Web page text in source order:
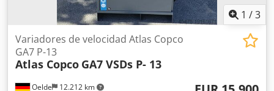
1 /3
Oelde 12.212 km
Variadores de velocidad Atlas Copco
GA7 P-13
Atlas Copco GA7 VSDs P- 13